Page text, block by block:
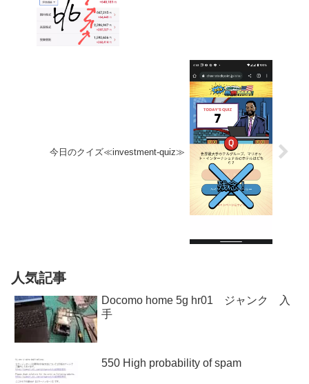
今日のクイズ≪investment-quiz≫
人気記事
Docomo home 5g hr01 ジャンク 入
手
550 High probability of spam